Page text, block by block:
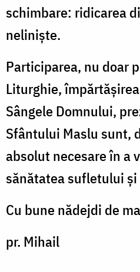
schimbare: ridicarea
neliniște.
Participarea, nu doar
Liturghie,
Sângele Domnului,
Sfântului Maslu sunt,
absolut necesare în a
sănătatea sufletului
Cu bune nădejdi de
pr. Mihail